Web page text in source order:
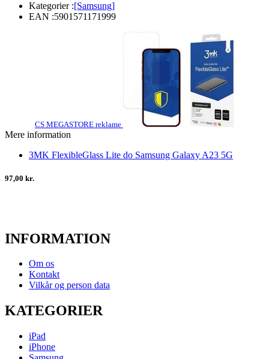
Kategorier :[Samsung]
EAN :5901571171999
CS MEGASTORE reklame
Mere information
3MK FlexibleGlass Lite do Samsung Galaxy A23 5G
97,00 kr.
INFORMATION
Om os
Kontakt
Vilkår og person data
KATEGORIER
iPad
iPhone